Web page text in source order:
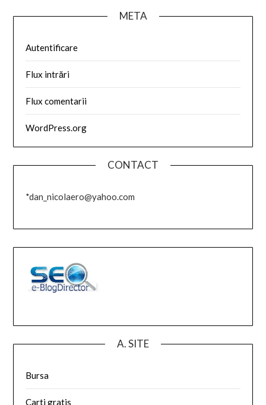
META
Autentificare
Flux intrări
Flux comentarii
WordPress.org
CONTACT
*dan_nicolaero@yahoo.com
A. SITE
Bursa
Carti gratis